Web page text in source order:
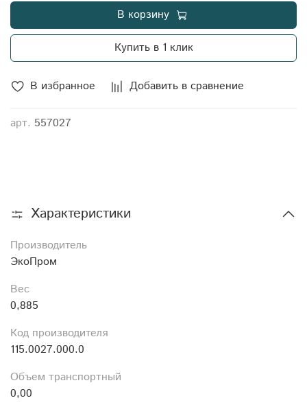
В избранное Добавить в сравнение
арт. 557027
В корзину
Купить в 1 клик
Характеристики
Производитель
ЭкоПром
Вес
0,885
Код производителя
115.0027.000.0
Объем транспортный
0,00